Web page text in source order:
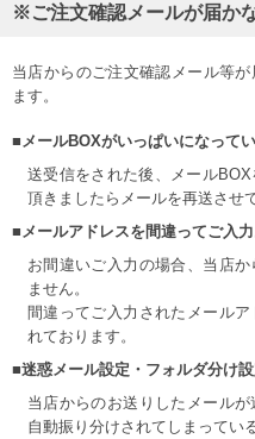
※ご注文確認メールが届か
当店からのご注文確認メール等
ます。
■メールBOXがいっぱいになってい
送受信をされた後、メール
頂きましたらメールを再送させ
■メールアドレスを間違ってご入力
お間違いご入力の場合、当店
ません。
間違ってご入力されたメール
れております。
■迷惑メール設定・フォルダ分け設
当店からのお送りしたメール
自動振り分けされてしまってい